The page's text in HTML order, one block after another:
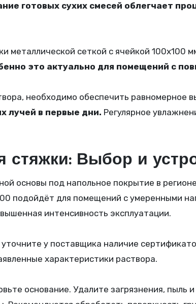
готовых сухих смесей облегчает
металлической сеткой с ячейкой 100х100
это актуально для помещений с
необходимо обеспечить равномерное
лучей в первые дни. Регулярное
стяжки: Выбор и
основы под напольное покрытие в
подойдёт для помещений с умеренными
интенсивность эксплуатации.
у поставщика наличие
характеристики раствора.
основание. Удалите загрязнения, пыль